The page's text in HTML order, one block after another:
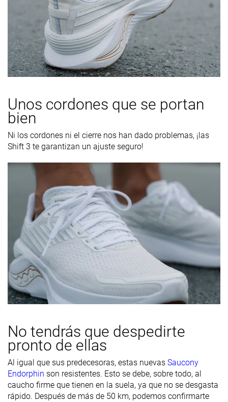
Unos cordones que se portan
bien
Ni los cordones ni el cierre nos han dado problemas, ¡las
Shift 3 te garantizan un ajuste seguro!
No tendrás que despedirte
pronto de ellas
Al igual que sus predecesoras, estas nuevas Saucony
Endorphin son resistentes. Esto se debe, sobre todo, al
caucho firme que tienen en la suela, ya que no se desgasta
rápido. Después de más de 50 km, podemos confirmarte